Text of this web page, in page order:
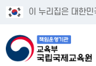
이 누리집은 대한